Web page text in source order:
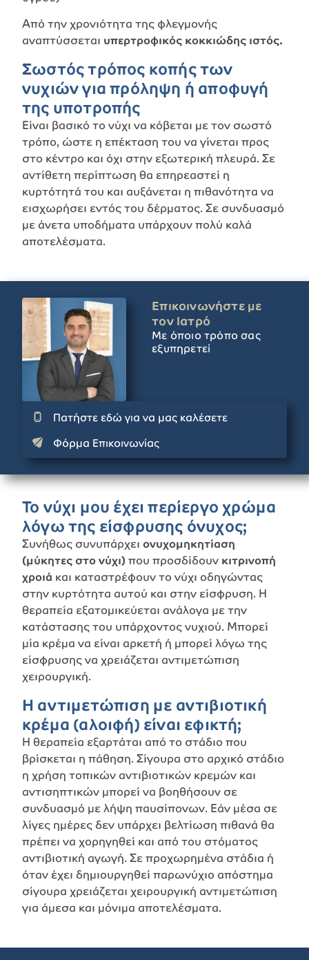
Από την χρονιότητα της φλεγμονής
αναπτύσσεται υπερτροφικός κοκκιώδης ιστός.
Σωστός τρόπος κοπής των
νυχιών για πρόληψη ή αποφυγή
της υποτροπής
Είναι βασικό το νύχι να κόβεται με τον σωστό
τρόπο, ώστε η επέκταση του να γίνεται προς
στο κέντρο και όχι στην εξωτερική πλευρά. Σε
αντίθετη περίπτωση θα επηρεαστεί η
κυρτότητά του και αυξάνεται η πιθανότητα να
εισχωρήσει εντός του δέρματος. Σε συνδυασμό
με άνετα υποδήματα υπάρχουν πολύ καλά
αποτελέσματα.
Επικοινωνήστε με
τον Ιατρό
Με όποιο τρόπο σας
εξυπηρετεί
Πατήστε εδώ για να μας καλέσετε
Φόρμα Επικοινωνίας
Το νύχι μου έχει περίεργο χρώμα
λόγω της είσφρυσης όνυχος;
Συνήθως συνυπάρχειονυχομηκητίαση
(μύκητες στο νύχι)που προσδίδουνκιτρινοπή
χροιά και καταστρέφουν το νύχι οδηγώντας
στην κυρτότητα αυτού και στην είσφρυση. Η
θεραπεία εξατομικεύεται ανάλογα με την
κατάστασης του υπάρχοντος νυχιού. Μπορεί
μία κρέμα να είναι αρκετή ή μπορεί λόγω της
είσφρυσης να χρειάζεται αντιμετώπιση
χειρουργική.
Η αντιμετώπιση με αντιβιοτική
κρέμα (αλοιφή) είναι εφικτή;
Η θεραπεία εξαρτάται από το στάδιο που
βρίσκεται η πάθηση. Σίγουρα στο αρχικό στάδιο
η χρήση τοπικών αντιβιοτικών κρεμών και
αντισηπτικών μπορεί να βοηθήσουν σε
συνδυασμό με λήψη παυσίπονων. Εάν μέσα σε
λίγες ημέρες δεν υπάρχει βελτίωση πιθανά θα
πρέπει να χορηγηθεί και από του στόματος
αντιβιοτική αγωγή. Σε προχωρημένα στάδια ή
όταν έχει δημιουργηθεί παρωνύχιο απόστημα
σίγουρα χρειάζεται χειρουργική αντιμετώπιση
για άμεσα και μόνιμα αποτελέσματα.